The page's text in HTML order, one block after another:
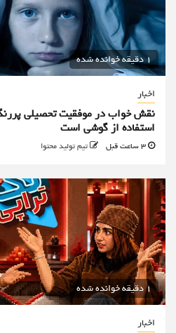
1 دقیقه خوانده شده
اخبار
نقش خواب در موفقیت تحصیلی
استفاده از گوشی است
تیم تولید محتوا
1 دقیقه خوانده شده
اخبار